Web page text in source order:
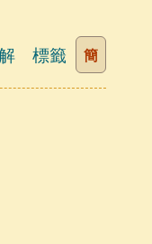
標籤 簡